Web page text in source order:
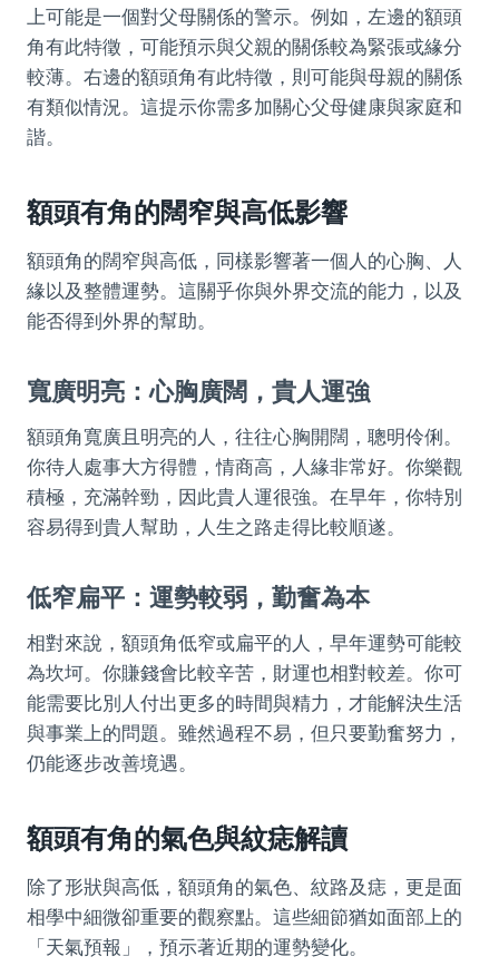
上可能是一個對父母關係的警示。例如，左邊的額頭
角有此特徵，可能預示與父親的關係較為緊張或緣分
較薄。右邊的額頭角有此特徵，則可能與母親的關係
有類似情況。這提示你需多加關心父母健康與家庭和
諧。
額頭有角的闊窄與高低影響
額頭角的闊窄與高低，同樣影響著一個人的心胸、人
緣以及整體運勢。這關乎你與外界交流的能力，以及
能否得到外界的幫助。
寬廣明亮：心胸廣闊，貴人運強
額頭角寬廣且明亮的人，往往心胸開闊，聰明伶俐。
你待人處事大方得體，情商高，人緣非常好。你樂觀
積極，充滿幹勁，因此貴人運很強。在早年，你特別
容易得到貴人幫助，人生之路走得比較順遂。
低窄扁平：運勢較弱，勤奮為本
相對來說，額頭角低窄或扁平的人，早年運勢可能較
為坎坷。你賺錢會比較辛苦，財運也相對較差。你可
能需要比別人付出更多的時間與精力，才能解決生活
與事業上的問題。雖然過程不易，但只要勤奮努力，
仍能逐步改善境遇。
額頭有角的氣色與紋痣解讀
除了形狀與高低，額頭角的氣色、紋路及痣，更是面
相學中細微卻重要的觀察點。這些細節猶如面部上的
「天氣預報」，預示著近期的運勢變化。